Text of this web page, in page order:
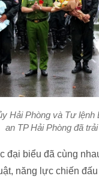
Hải Phòng và Tư
an TP Hải Phòng đã
đại biểu đã cùng
năng lực chiến